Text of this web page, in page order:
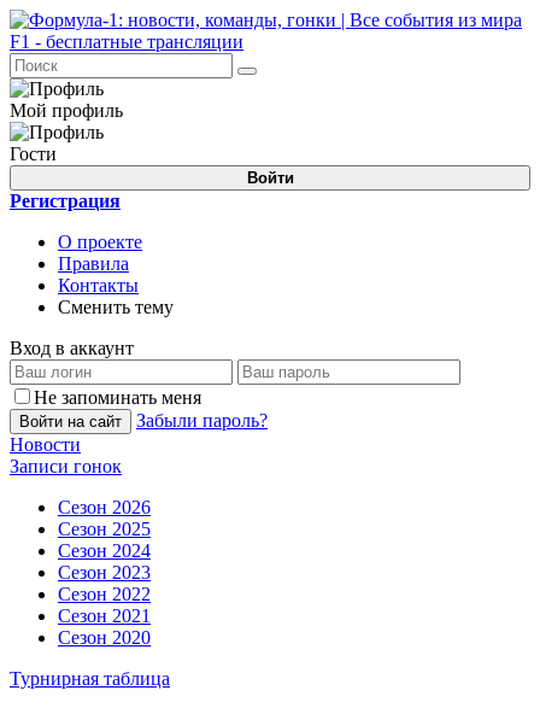
Мой профиль
Гости
Войти
Регистрация
О проекте
Правила
Контакты
Сменить тему
Вход в аккаунт
Не запоминать меня
Войти на сайт
Забыли пароль?
Новости
Записи гонок
Сезон 2026
Сезон 2025
Сезон 2024
Сезон 2023
Сезон 2022
Сезон 2021
Сезон 2020
Турнирная таблица